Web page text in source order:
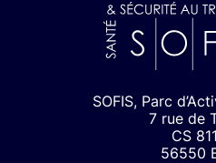
SOFIS, Parc
7 rue de
CS
56550